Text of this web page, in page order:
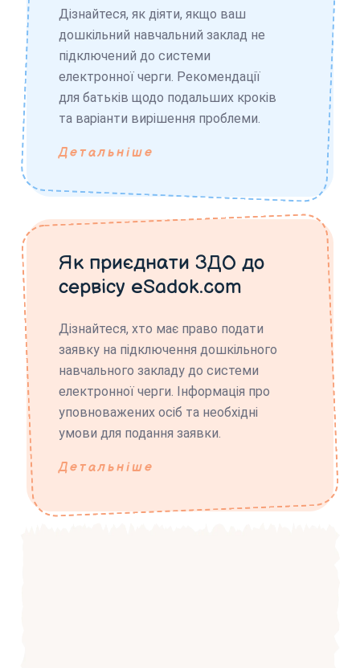
Дізнайтеся, як діяти, якщо ваш
дошкільний навчальний заклад не
підключений до системи
електронної черги. Рекомендації
для батьків щодо подальших кроків
та варіанти вирішення проблеми.
Детальніше
Як приєднати ЗДО до
сервісу eSadok.com
Дізнайтеся, хто має право подати
заявку на підключення дошкільного
навчального закладу до системи
електронної черги. Інформація про
уповноважених осіб та необхідні
умови для подання заявки.
Детальніше